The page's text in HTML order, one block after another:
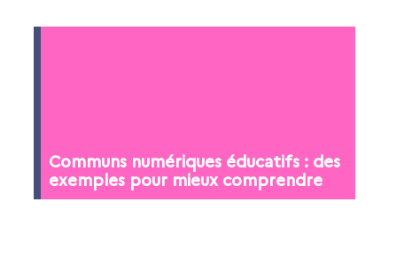
Communs numériques éducatifs : des
exemples pour mieux comprendre